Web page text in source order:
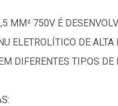
MM² 750V É
ELETROLÍTICO DE
DIFERENTES TIPOS DE